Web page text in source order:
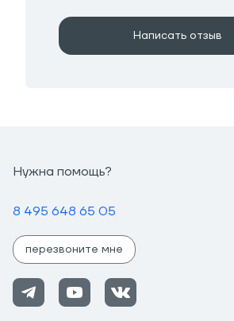
Написать отзыв
Нужна помощь?
8 495 648 65 05
перезвоните мне